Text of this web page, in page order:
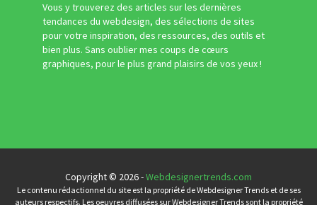
Vous y trouverez des articles sur les dernières
tendances du webdesign, des sélections de sites
pour votre inspiration, des ressources, des outils et
bien plus. Sans oublier mes coups de cœurs
graphiques, pour le plus grand plaisirs de vos yeux !
Copyright © 2026 -Webdesignertrends.com
Le contenu rédactionnel du site est la propriété de Webdesigner Trends et de ses
auteurs respectifs. Les oeuvres diffusées sur Webdesigner Trends sont la propriété